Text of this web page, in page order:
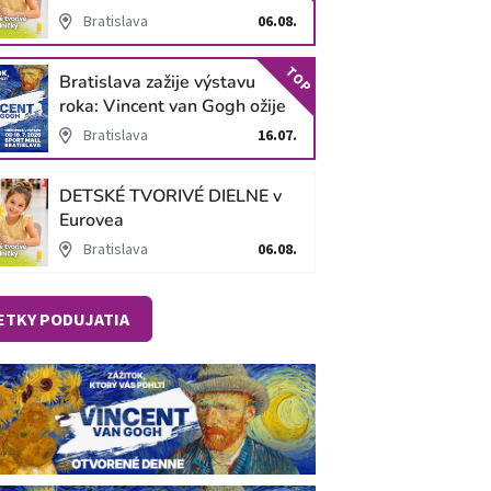
Bratislava 06.08.
Bratislava zažije výstavu
roka: Vincent van Gogh ožije
v unikátnej imerzívnej šou!
Bratislava 16.07.
TOP
DETSKÉ TVORIVÉ DIELNE v
Eurovea
Bratislava 06.08.
PODUJATIA